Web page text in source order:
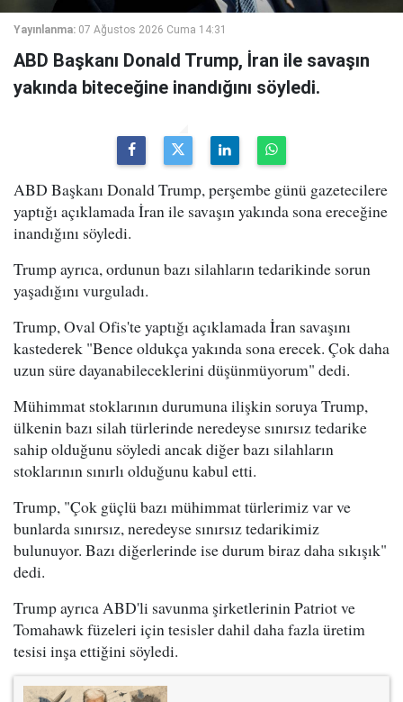
Yayınlanma: 07 Ağustos 2026 Cuma 14:31
ABD Başkanı Donald Trump, İran ile savaşın
yakında biteceğine inandığını söyledi.
ABD Başkanı Donald Trump, perşembe günü gazetecilere
yaptığı açıklamada İran ile savaşın yakında sona ereceğine
inandığını söyledi.
Trump ayrıca, ordunun bazı silahların tedarikinde sorun
yaşadığını vurguladı.
Trump, Oval Ofis'te yaptığı açıklamada İran savaşını
kastederek "Bence oldukça yakında sona erecek. Çok daha
uzun süre dayanabileceklerini düşünmüyorum" dedi.
Mühimmat stoklarının durumuna ilişkin soruya Trump,
ülkenin bazı silah türlerinde neredeyse sınırsız tedarike
sahip olduğunu söyledi ancak diğer bazı silahların
stoklarının sınırlı olduğunu kabul etti.
Trump, "Çok güçlü bazı mühimmat türlerimiz var ve
bunlarda sınırsız, neredeyse sınırsız tedarikimiz
bulunuyor. Bazı diğerlerinde ise durum biraz daha sıkışık"
dedi.
Trump ayrıca ABD'li savunma şirketlerinin Patriot ve
Tomahawk füzeleri için tesisler dahil daha fazla üretim
tesisi inşa ettiğini söyledi.